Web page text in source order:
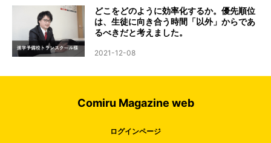
どこをどのように効率化するか。優先順位
は、生徒に向き合う時間「以外」からであ
るべきだと考えました。
2021-12-08
Comiru Magazine web
ログインページ